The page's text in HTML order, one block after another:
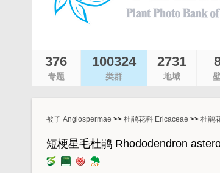
376
专题
100324
类群
2731
地域
被子 Angiospermae >> 杜鹃花科 Ericaceae >> 杜鹃
短梗星毛杜鹃 Rhododendron